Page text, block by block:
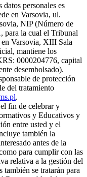
personales es
en Varsovia, ul.
NIP (Número de
para la cual el Tribunal
Varsovia, XIII Sala
mantiene los
0000204776, capital
desembolsado).
de protección
del tratamiento
.
el fin de celebrar y
y Educativos y
entre usted y el
también la
antes de la
para cumplir con las
relativa a la gestión del
también se tratarán para